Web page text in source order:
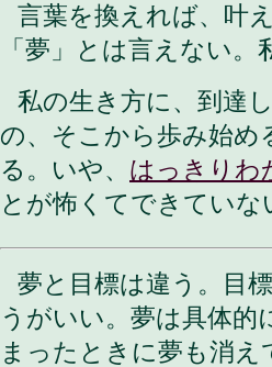
言葉を換えれば、叶
「夢」とは言えない
私の生き方に、到達
の、そこから歩み始
る。いや、 はっきりわ
とが怖くてできていな
夢と目標は違う。目
うがいい。夢は具体
まったときに夢も消